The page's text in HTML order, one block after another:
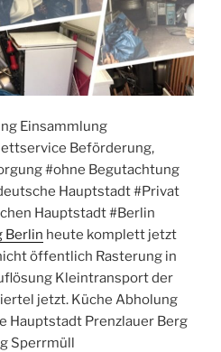
Einsammlung
Beförderung,
#ohne Begutachtung
Hauptstadt #Privat
Hauptstadt #Berlin
Berlin heute komplett jetzt
öffentlich Rasterung in
Kleintransport der
jetzt. Küche Abholung
Hauptstadt Prenzlauer Berg
Sperrmüll